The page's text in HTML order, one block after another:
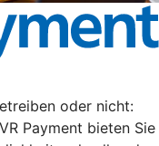
oder nicht:
Payment bieten Sie